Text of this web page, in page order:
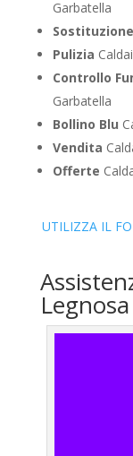
Garbatella
Sostituzione
Pulizia
Controllo
Garbatella
Bollino Blu
Vendita
Offerte
UTILIZZA IL